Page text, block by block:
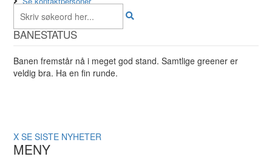
BANESTATUS
Banen fremstår nå i meget god stand. Samtlige greener er
veldig bra. Ha en fin runde.
X SE SISTE NYHETER
MENY